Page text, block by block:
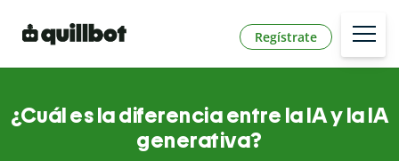
Regístrate
¿Cuál es la diferencia entre la IA y la IA
generativa?